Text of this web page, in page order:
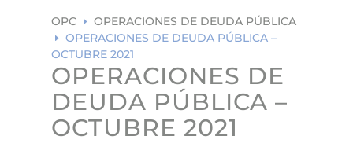
OPC E OPERACIONES DE DEUDA PÚBLICA
E
OPERACIONES DE DEUDA PÚBLICA –
OCTUBRE 2021
OPERACIONES DE
DEUDA PÚBLICA –
OCTUBRE 2021